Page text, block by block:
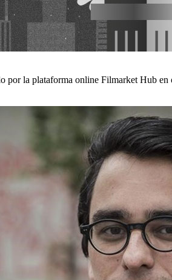
por la plataforma online Filmarket Hub